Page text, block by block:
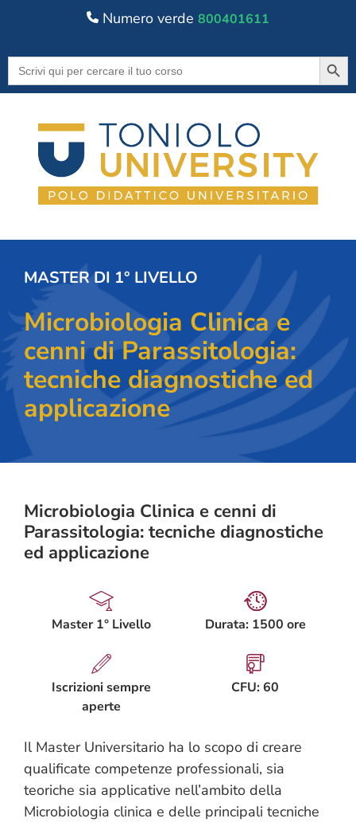
Numero verde 800401611
Search
for:
MASTER DI 1° LIVELLO
Microbiologia Clinica e
cenni di Parassitologia:
tecniche diagnostiche ed
applicazione
Microbiologia Clinica e cenni di
Parassitologia: tecniche diagnostiche
ed applicazione
Master 1° Livello
Iscrizioni sempre
aperte
Durata: 1500 ore
CFU: 60
Il Master Universitario ha lo scopo di creare
qualificate competenze professionali, sia
teoriche sia applicative nell’ambito della
Microbiologia clinica e delle principali tecniche